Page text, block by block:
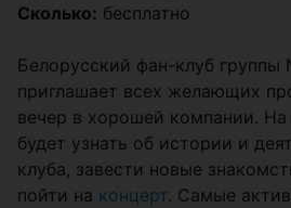
Сколько: бесплатно
Белорусский фан-клуб группы
приглашает всех желающих
вечер в хорошей компании.
будет узнать об истории и
клуба, завести новые
пойти на концерт. Самые